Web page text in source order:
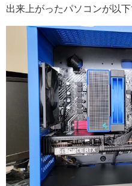
出来上がったパソコンが以下